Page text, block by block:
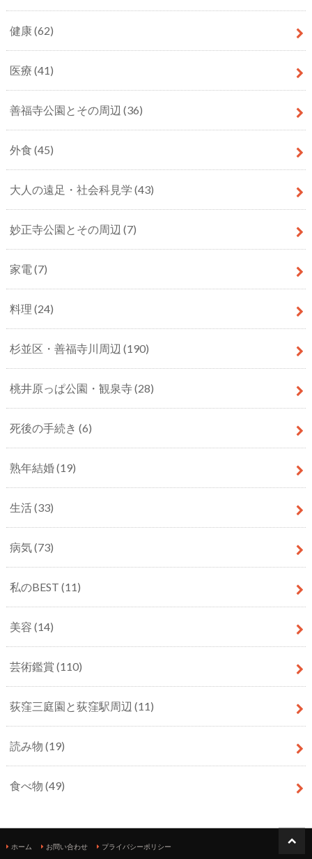
健康(62)
医療 (41)
善福寺公園とその周辺 (36)
外食 (45)
大人の遠足・社会科見学 (43)
妙正寺公園とその周辺 (7)
家電 (7)
料理 (24)
杉並区・善福寺川周辺 (190)
桃井原っぱ公園・観泉寺(28)
死後の手続き (6)
熟年結婚(19)
生活(33)
病気(73)
私のBEST (11)
美容 (14)
芸術鑑賞 (110)
荻窪三庭園と荻窪駅周辺 (11)
読み物 (19)
食べ物 (49)
ホーム お問い合わせ プライバシーポリシー